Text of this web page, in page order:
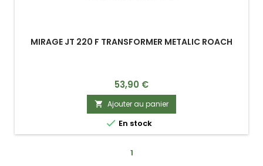
MIRAGE JT 220 F TRANSFORMER METALIC ROACH
Prix
53,90 €
 Ajouter au panier
 En stock
1